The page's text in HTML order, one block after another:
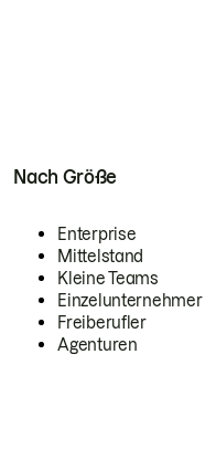
Nach Größe
Enterprise
Mittelstand
Kleine Teams
Einzelunternehmer
Freiberufler
Agenturen